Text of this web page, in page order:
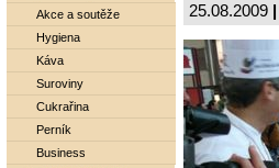
Akce a soutěže
Hygiena
Káva
Suroviny
Cukrařina
Perník
Business
25.08.2009 |